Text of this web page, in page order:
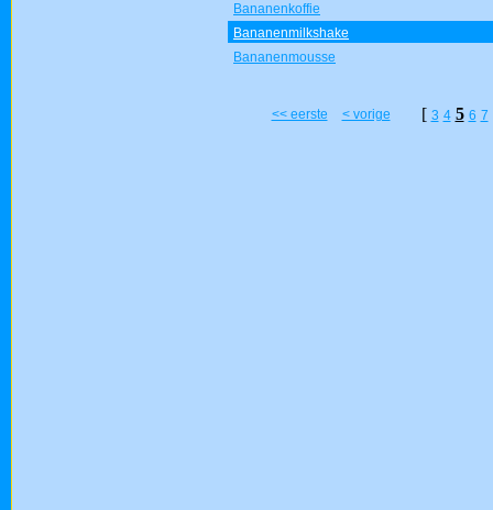
Bananenkoffie
Bananenmilkshake
Bananenmousse
<< eerste < vorige [ 3 4 5 6 7